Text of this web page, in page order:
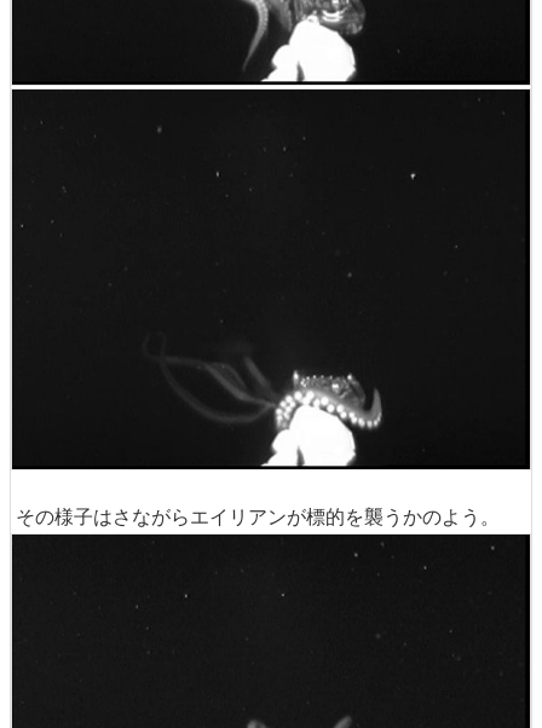
その様子はさながらエイリアンが標的を襲うかのよう。